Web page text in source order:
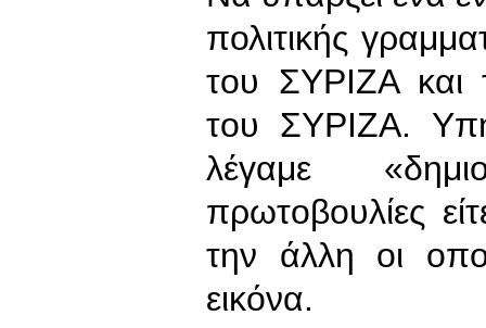
πολιτικής
του ΣΥΡΙΖΑ και
του ΣΥΡΙΖΑ.
λέγαμε
πρωτοβουλίες
την άλλη οι
εικόνα.